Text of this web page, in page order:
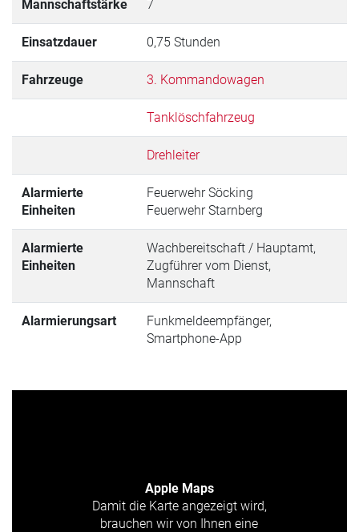
Mannschaftstärke 7
Einsatzdauer 0,75 Stunden
Fahrzeuge 3. Kommandowagen
Tanklöschfahrzeug
Drehleiter
Alarmierte
Einheiten
Feuerwehr Söcking
Feuerwehr Starnberg
Alarmierte
Einheiten
Wachbereitschaft / Hauptamt,
Zugführer vom Dienst,
Mannschaft
Alarmierungsart
Funkmeldeempfänger,
Smartphone-App
Apple Maps
Damit die Karte angezeigt wird,
brauchen wir von Ihnen eine